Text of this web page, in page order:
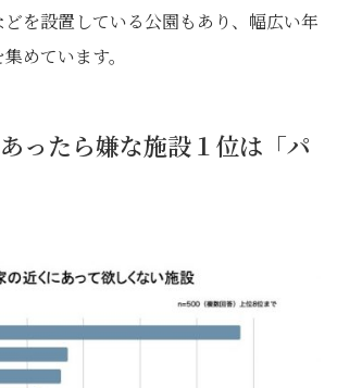
を設置している公園もあり、幅広い年
めています。
ったら嫌な施設１位は「パ